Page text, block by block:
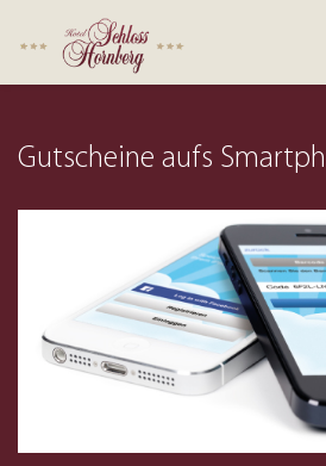
Gutscheine aufs